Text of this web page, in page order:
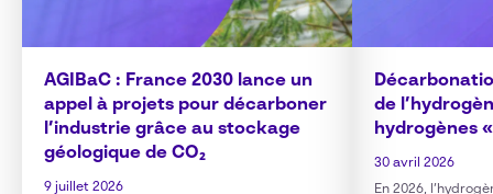
AGIBaC : France 2030 lance un
appel à projets pour décarboner
l’industrie grâce au stockage
géologique de CO₂
9 juillet 2026
de
hydrogènes
30 avril 2026
En 2026,